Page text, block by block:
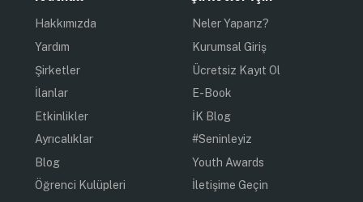
Hakkımızda
Yardım
Şirketler
İlanlar
Etkinlikler
Ayrıcalıklar
Blog
Öğrenci Kulüpleri
Neler Yaparız?
Kurumsal Giriş
Ücretsiz Kayıt Ol
E-Book
İK Blog
#Seninleyiz
Youth Awards
İletişime Geçin